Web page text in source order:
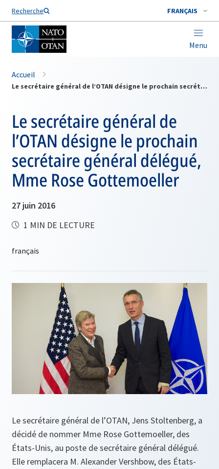
Recherche FRANÇAIS
Menu
Nom de famille*
Accueil
Le secrétaire général de l’OTAN désigne le prochain secrétaire général délégué, Mme Rose Gottemoeller
Le secrétaire général de
l’OTAN désigne le prochain
secrétaire général délégué,
Mme Rose Gottemoeller
27 juin 2016
1 MIN DE LECTURE
Le secrétaire général de l’OTAN, Jens Stoltenberg, a
décidé de nommer Mme Rose Gottemoeller, des
États-Unis, au poste de secrétaire général délégué.
Elle remplacera M. Alexander Vershbow, des États-